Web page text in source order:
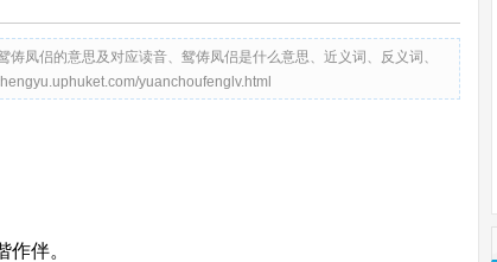
凤侣的意思及对应读音、鸳俦凤侣是什么意思、近义词、反义词、
yuanchoufenglv.html
伴。